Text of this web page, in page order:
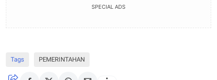
SPECIAL ADS
Tags PEMERINTAHAN